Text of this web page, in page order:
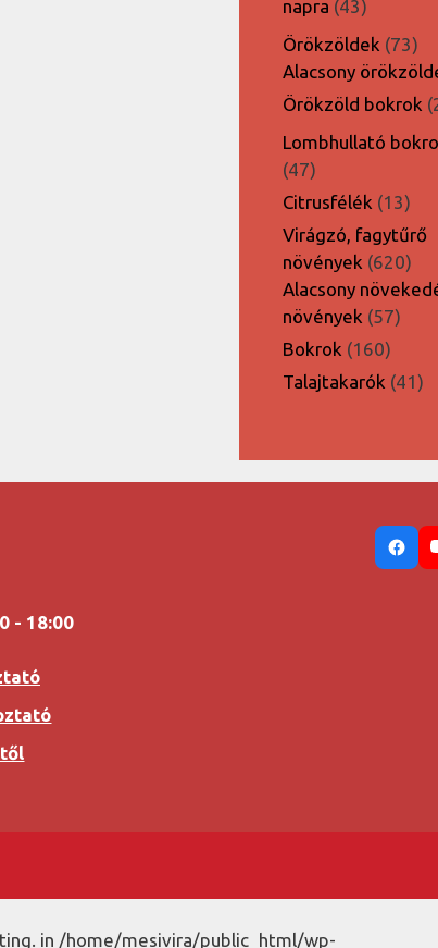
napra 4343
termék
Örökzöldek 7373
Alacsony
Örökzöld bokrok
Lombhullató
4747
termék
Citrusfélék 1313
Virágzó, fagytűrő
növények 620620
Alacsony
növények 5757
Bokrok 160160
termék
Talajtakarók 4141
- 18:00
in /home/mesivira/public_html/wp-